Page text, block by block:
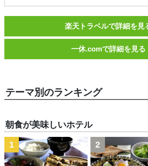
楽天トラベルで詳細を見
一休.comで詳細を見る
テーマ別のランキング
朝食が美味しいホテル
1 2